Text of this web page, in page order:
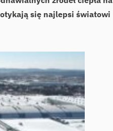
się najlepsi światowi